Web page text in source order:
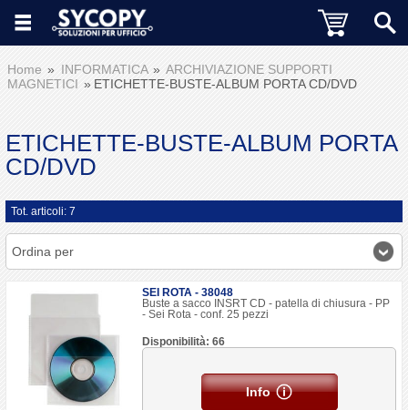
Home INFORMATICA
ARCHIVIAZIONE SUPPORTI
MAGNETICI
ETICHETTE-BUSTE-ALBUM PORTA CD/DVD
ETICHETTE-BUSTE-ALBUM PORTA
CD/DVD
Tot. articoli: 7
Ordina per
SEI ROTA - 38048
Buste a sacco INSRT CD - patella di chiusura - PP
- Sei Rota - conf. 25 pezzi
Disponibilità: 66
Info